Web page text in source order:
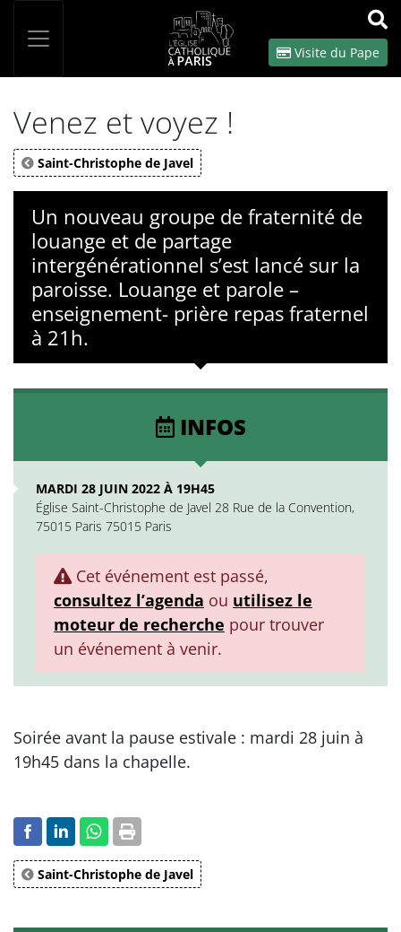
OK
Visite du Pape
Venez et voyez !
Saint-Christophe de Javel
Un nouveau groupe de fraternité de
louange et de partage
intergénérationnel s’est lancé sur la
paroisse. Louange et parole –
enseignement- prière repas fraternel
à 21h.
INFOS
MARDI 28 JUIN 2022 À 19H45
Église Saint-Christophe de Javel 28 Rue de la Convention,
75015 Paris 75015 Paris
Cet événement est passé,
consultez l’agenda ou utilisez le
moteur de recherche pour trouver
un événement à venir.
Soirée avant la pause estivale : mardi 28 juin à
19h45 dans la chapelle.
Saint-Christophe de Javel
Panneau de gestion des cookies